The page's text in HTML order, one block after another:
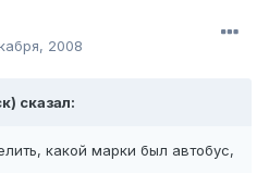
2008
сказал:
какой марки был автобус,